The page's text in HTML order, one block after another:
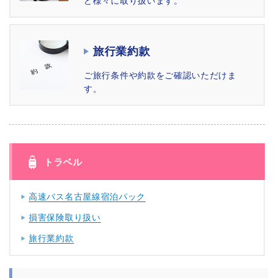
旅行業約款
ご旅行条件や約款をご確認いただけま
す。
トラベル
高速バス名古屋線宿泊パック
損害保険取り扱い
旅行業約款